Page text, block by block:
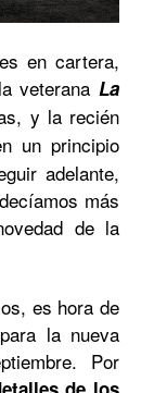
en cartera,
veterana La
y la recién
un principio
adelante,
más
de la
es hora de
la nueva
Por